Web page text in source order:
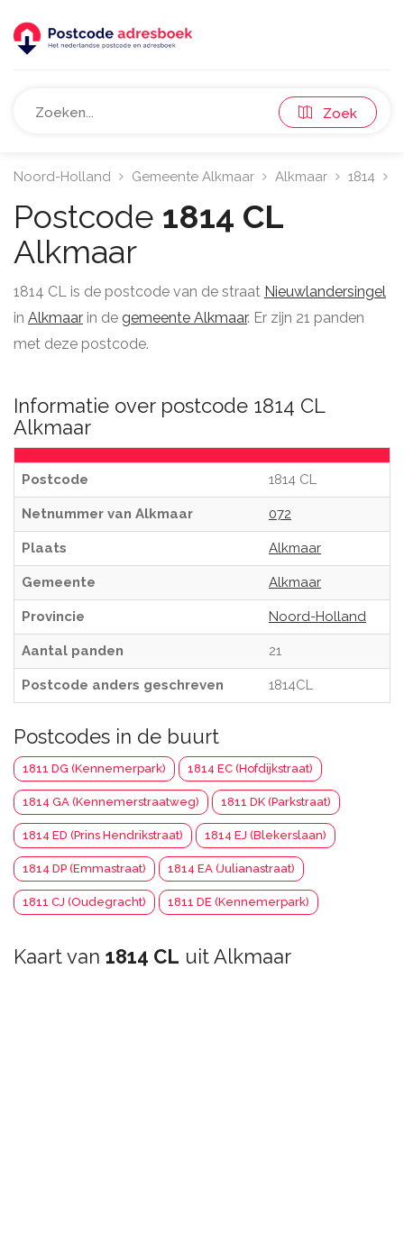
Zoek
Noord-Holland Gemeente Alkmaar Alkmaar 1814
Postcode 1814 CL
Alkmaar
1814 CL is de postcode van de straat Nieuwlandersingel
in Alkmaar in de gemeente Alkmaar. Er zijn 21 panden
met deze postcode.
Informatie over postcode 1814 CL
Alkmaar
Postcode 1814 CL
Netnummer van Alkmaar 072
Plaats Alkmaar
Gemeente Alkmaar
Provincie Noord-Holland
Aantal panden 21
Postcode anders geschreven 1814CL
Postcodes in de buurt
1811 DG (Kennemerpark) 1814 EC (Hofdijkstraat)
1814 GA (Kennemerstraatweg) 1811 DK (Parkstraat)
1814 ED (Prins Hendrikstraat) 1814 EJ (Blekerslaan)
1814 DP (Emmastraat) 1814 EA (Julianastraat)
1811 CJ (Oudegracht) 1811 DE (Kennemerpark)
Kaart van 1814 CL uit Alkmaar